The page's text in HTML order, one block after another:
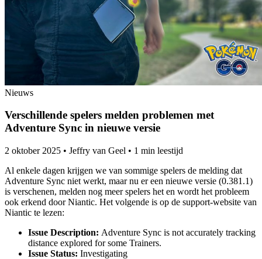
Nieuws
Verschillende spelers melden problemen met
Adventure Sync in nieuwe versie
2 oktober 2025 • Jeffry van Geel • 1 min leestijd
Al enkele dagen krijgen we van sommige spelers de melding dat
Adventure Sync niet werkt, maar nu er een nieuwe versie (0.381.1)
is verschenen, melden nog meer spelers het en wordt het probleem
ook erkend door Niantic. Het volgende is op de support-website van
Niantic te lezen:
Issue Description: Adventure Sync is not accurately tracking
distance explored for some Trainers.
Issue Status: Investigating